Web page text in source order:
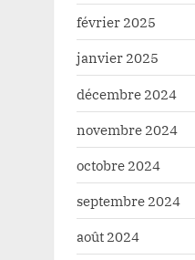
février 2025
janvier 2025
décembre 2024
novembre 2024
octobre 2024
septembre 2024
août 2024